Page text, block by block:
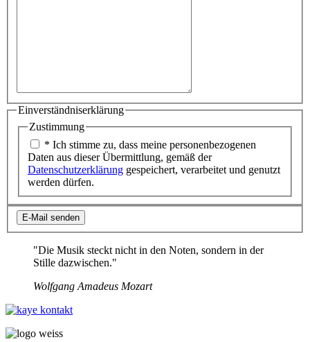
Einverständniserklärung
Zustimmung
(*)
Zustimmung
* Ich stimme zu, dass meine personenbezogenen
Daten aus dieser Übermittlung, gemäß der
Datenschutzerklärung gespeichert, verarbeitet und genutzt
werden dürfen.
Ergebnis
E-
Mail
E-Mail senden
"Die Musik steckt nicht in den Noten, sondern in der
Stille dazwischen."
Wolfgang Amadeus Mozart